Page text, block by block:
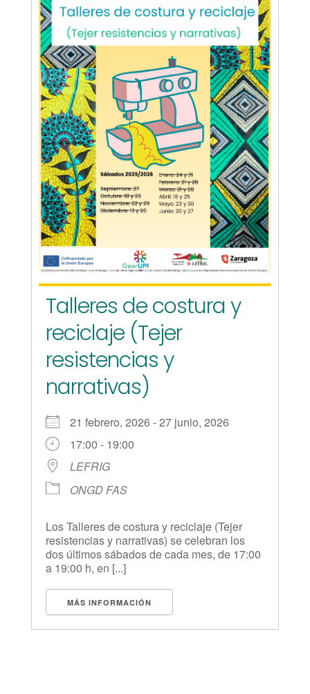
Talleres de costura y
reciclaje (Tejer
resistencias y
narrativas)
21 febrero, 2026 - 27 junio, 2026
17:00 - 19:00
LEFRIG
ONGD FAS
Los Talleres de costura y reciclaje (Tejer
resistencias y narrativas) se celebran los
dos últimos sábados de cada mes, de 17:00
a 19:00 h, en [...]
MÁS INFORMACIÓN